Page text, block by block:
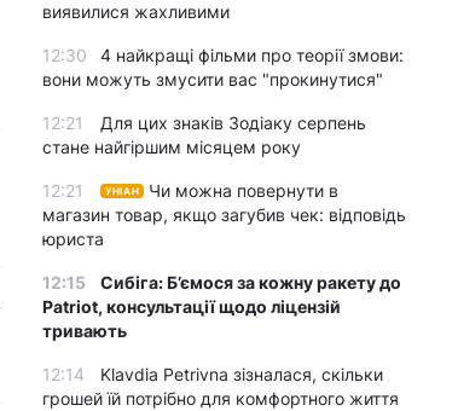
виявилися жахливими
12:30
4 найкращі фільми про теорії змови:
вони можуть змусити вас "прокинутися"
12:21
Для цих знаків Зодіаку серпень
стане найгіршим місяцем року
12:21 УНІАН
Чи можна повернути в
магазин товар, якщо загубив чек: відповідь
юриста
12:15
Сибіга: Б’ємося за кожну ракету до
Patriot, консультації щодо ліцензій
тривають
12:14
Klavdia Petrivna зізналася, скільки
грошей їй потрібно для комфортного життя